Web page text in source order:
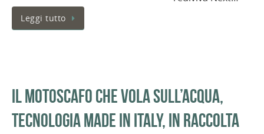
Leggi tutto
Il motoscafo che vola sull’acqua,
tecnologia made in Italy, in raccolta